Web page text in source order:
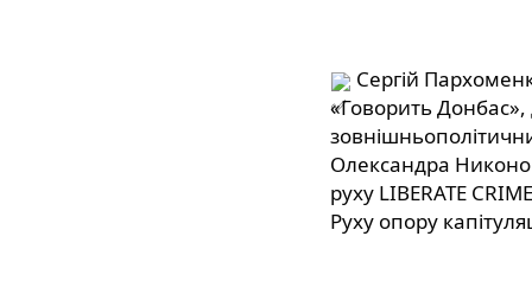
Сергій
«Говорить
Олександра
руху LIBERATE
Руху опору